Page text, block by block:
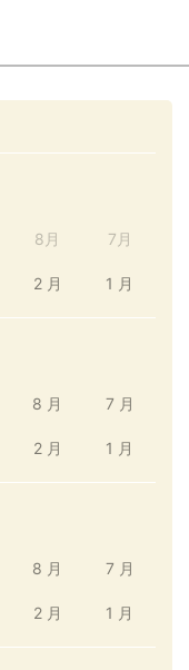
8月 7月
2 月 1 月
8 月 7 月
2 月 1 月
8 月 7 月
2 月 1 月